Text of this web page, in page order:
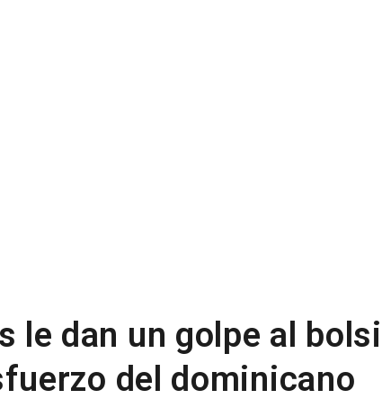
le dan un golpe al
del dominicano